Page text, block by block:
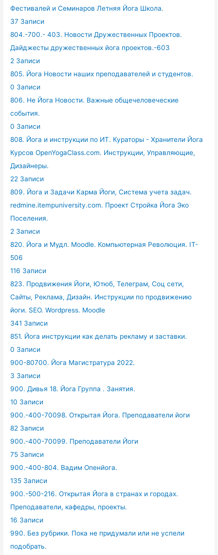
Фестивалей и Семинаров Летняя Йога Школа.
37 Записи
804.-700.- 403. Новости Дружественных Проектов.
Дайджесты дружественных йога проектов.-603
2 Записи
805. Йога Новости наших преподавателей и студентов.
0 Записи
806. Не Йога Новости. Важные общечеловеческие
события.
0 Записи
808. Йога и инструкции по ИТ. Кураторы - Хранители Йога
Курсов OpenYogaClass.com. Инструкции, Управляющие,
Дизайнеры.
22 Записи
809. Йога и Задачи Карма Йоги, Система учета задач.
redmine.itempuniversity.com. Проект Стройка Йога Эко
Поселения.
2 Записи
820. Йога и Мудл. Moodle. Компьютерная Революция. IT-
506
116 Записи
823. Продвижения Йоги, Ютюб, Телеграм, Соц сети,
Сайты, Реклама, Дизайн. Инструкции по продвижению
йоги. SEO. Wordpress. Moodle
341 Записи
851. Йога инструкции как делать рекламу и заставки.
0 Записи
900-80700. Йога Магистратура 2022.
3 Записи
900. Дивья 18. Йога Группа . Занятия.
10 Записи
900.-400-70098. Открытая Йога. Преподаватели йоги
82 Записи
900.-400-70099. Преподаватели Йоги
75 Записи
900.-400-804. Вадим Опенйога.
135 Записи
900.-500-216. Открытая Йога в странах и городах.
Преподаватели, кафедры, проекты.
16 Записи
990. Без рубрики. Пока не придумали или не успели
подобрать.